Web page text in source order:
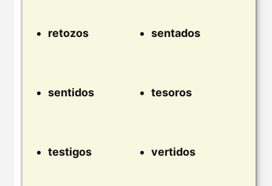
retozos sentados
sentidos tesoros
testigos vertidos